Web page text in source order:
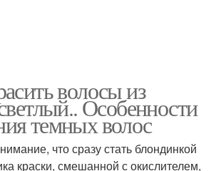
волосы из
Особенности
темных волос
что сразу стать блондинкой
краски, смешанной с окислителем,